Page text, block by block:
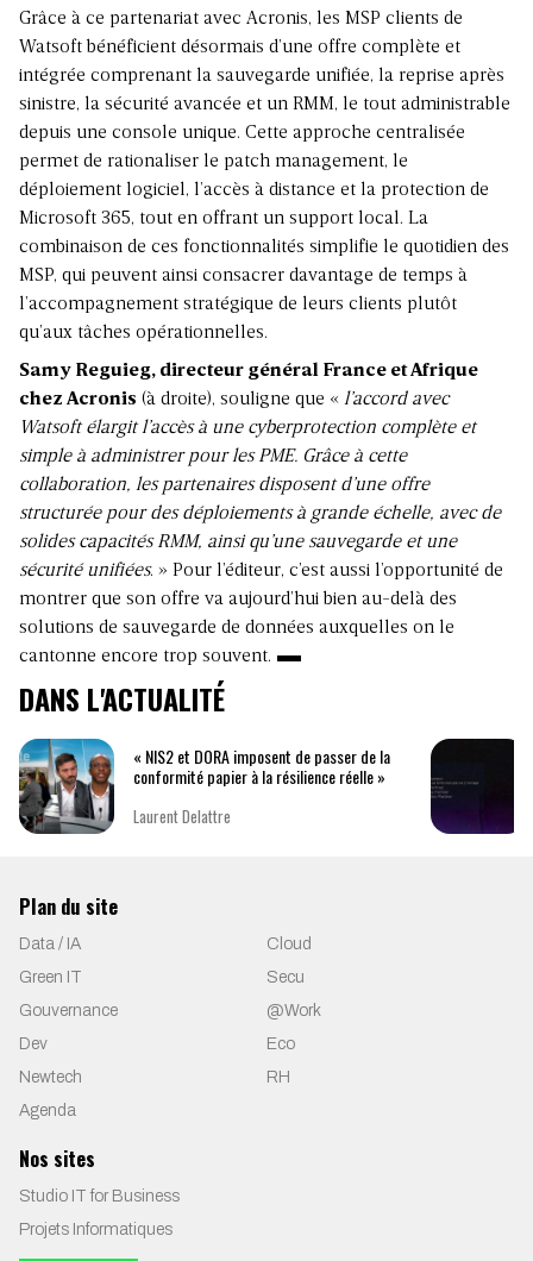
Grâce à ce partenariat avec Acronis, les MSP clients de
Watsoft bénéficient désormais d’une offre complète et
intégrée comprenant la sauvegarde unifiée, la reprise après
sinistre, la sécurité avancée et un RMM, le tout administrable
depuis une console unique. Cette approche centralisée
permet de rationaliser le patch management, le
déploiement logiciel, l’accès à distance et la protection de
Microsoft 365, tout en offrant un support local. La
combinaison de ces fonctionnalités simplifie le quotidien des
MSP, qui peuvent ainsi consacrer davantage de temps à
l’accompagnement stratégique de leurs clients plutôt
qu’aux tâches opérationnelles.
Samy Reguieg, directeur général France et Afrique
chez Acronis (à droite), souligne que « l’accord avec
Watsoft élargit l’accès à une cyberprotection complète et
simple à administrer pour les PME. Grâce à cette
collaboration, les partenaires disposent d’une offre
structurée pour des déploiements à grande échelle, avec de
solides capacités RMM, ainsi qu’une sauvegarde et une
sécurité unifiées. » Pour l’éditeur, c’est aussi l’opportunité de
montrer que son offre va aujourd’hui bien au-delà des
solutions de sauvegarde de données auxquelles on le
cantonne encore trop souvent.
DANS L'ACTUALITÉ
« NIS2 et DORA imposent de passer de la
conformité papier à la résilience réelle »
Laurent Delattre
Plan du site
Data / IA
Cloud
Green IT
Secu
Gouvernance
@Work
Dev
Eco
Newtech
RH
Agenda
Nos sites
Studio IT for Business
Projets Informatiques